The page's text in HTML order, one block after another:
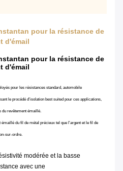
pour la résistance de
d'émail
pour la résistance de
d'émail
pour les résistances standard, automobile
le procédé d'isolation best suited pour ces applications,
du revêtement émaillé.
du fil de métal précieux tel que l'argent et le fil de
sur-ordre.
modérée et la basse
avec une